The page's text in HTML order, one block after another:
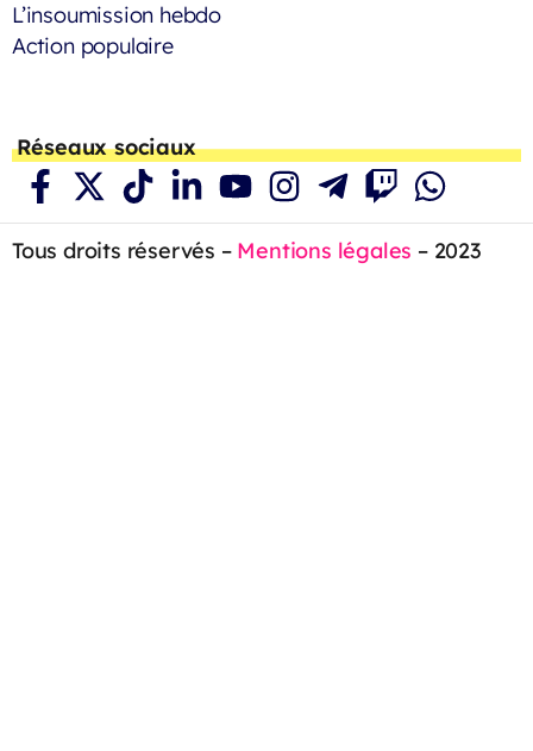
L’insoumission hebdo
Action populaire
Réseaux sociaux
Tous droits réservés – Mentions légales – 2023